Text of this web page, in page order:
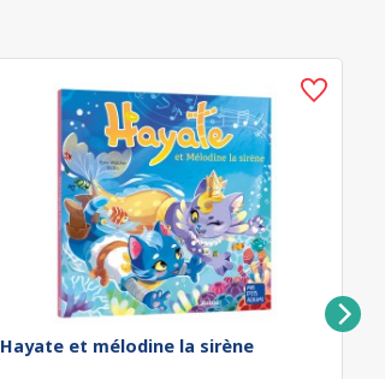
Hayate et mélodine la sirène